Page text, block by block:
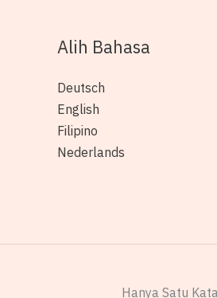
Alih Bahasa
Deutsch
English
Filipino
Nederlands
Hanya Satu